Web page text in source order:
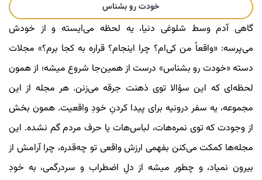
خودت رو بشناس
گاهی آدم وسط شلوغی دنیا، یه لحظه می‌ایسته و از خودش
می‌پرسه: «واقعاً من کی‌ام؟ چرا اینجام؟ قراره به کجا برم؟» مجلات
دسته‌ «خودت رو بشناس» درست از همین‌جا شروع میشه؛ از همون
لحظه‌ای که این سؤالا توی ذهنت جرقه می‌زنن. هر مجله از این
مجموعه، یه سفر درونیه برای پیدا کردنِ خودِ واقعیت‌‌. همون بخش
از وجودت که توی نمره‌هات، لباس‌هات یا حرف مردم گم نشده. این
مجله‌ها کمکت می‌کنن بفهمی ارزش واقعی‌ تو چه‌قدره، چرا آرامش از
بیرون نمیاد، و چطور میشه از دلِ اضطراب و سردرگمی، به خودِ